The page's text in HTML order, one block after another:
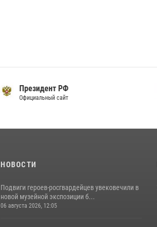
Президент РФ
Официальный сайт
НОВОСТИ
Подвиги героев‑росгвардейцев увековечили в
новой музейной экспозиции б...
06 августа 2026, 12:05